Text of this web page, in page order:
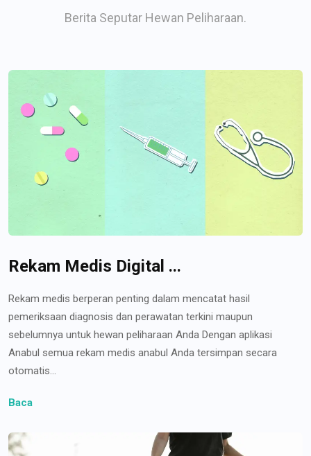
Berita Seputar Hewan Peliharaan.
Rekam Medis Digital ...
Rekam medis berperan penting dalam mencatat hasil
pemeriksaan diagnosis dan perawatan terkini maupun
sebelumnya untuk hewan peliharaan Anda Dengan aplikasi
Anabul semua rekam medis anabul Anda tersimpan secara
otomatis...
Baca